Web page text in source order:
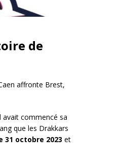
de
affronte Brest,
avait commencé sa
que les Drakkars
octobre 2023 et